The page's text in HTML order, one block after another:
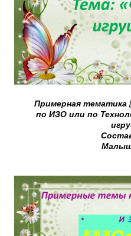
Примерная
по ИЗО или по